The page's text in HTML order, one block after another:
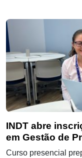
INDT abre
em Gestão de
Curso presencial